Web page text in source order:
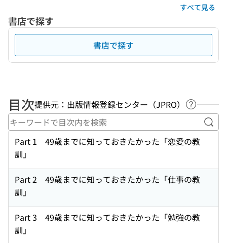
すべて見る
書店で探す
書店で探す
目次提供元：出版情報登録センター（JPRO）
ヘルプペ
キ
Part 1 49歳までに知っておきたかった「恋愛の教
訓」
Part 2 49歳までに知っておきたかった「仕事の教
訓」
Part 3 49歳までに知っておきたかった「勉強の教
訓」